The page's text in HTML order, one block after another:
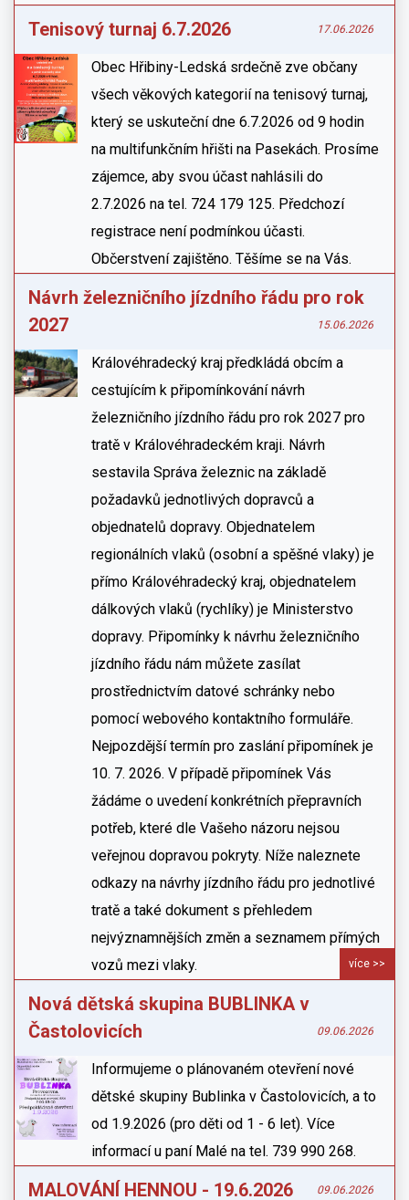
Tenisový turnaj 6.7.2026 17.06.2026
Obec Hřibiny-Ledská srdečně zve občany
všech věkových kategorií na tenisový turnaj,
který se uskuteční dne 6.7.2026 od 9 hodin
na multifunkčním hřišti na Pasekách. Prosíme
zájemce, aby svou účast nahlásili do
2.7.2026 na tel. 724 179 125. Předchozí
registrace není podmínkou účasti.
Občerstvení zajištěno. Těšíme se na Vás.
Návrh železničního jízdního řádu pro rok
2027
15.06.2026
Královéhradecký kraj předkládá obcím a
cestujícím k připomínkování návrh
železničního jízdního řádu pro rok 2027 pro
tratě v Královéhradeckém kraji. Návrh
sestavila Správa železnic na základě
požadavků jednotlivých dopravců a
objednatelů dopravy. Objednatelem
regionálních vlaků (osobní a spěšné vlaky) je
přímo Královéhradecký kraj, objednatelem
dálkových vlaků (rychlíky) je Ministerstvo
dopravy. Připomínky k návrhu železničního
jízdního řádu nám můžete zasílat
prostřednictvím datové schránky nebo
pomocí webového kontaktního formuláře.
Nejpozdější termín pro zaslání připomínek je
10. 7. 2026. V případě připomínek Vás
žádáme o uvedení konkrétních přepravních
potřeb, které dle Vašeho názoru nejsou
veřejnou dopravou pokryty. Níže naleznete
odkazy na návrhy jízdního řádu pro jednotlivé
tratě a také dokument s přehledem
nejvýznamnějších změn a seznamem přímých
vozů mezi vlaky.
více >>
Nová dětská skupina BUBLINKA v
Častolovicích
09.06.2026
Informujeme o plánovaném otevření nové
dětské skupiny Bublinka v Častolovicích, a to
od 1.9.2026 (pro děti od 1 - 6 let). Více
informací u paní Malé na tel. 739 990 268.
MALOVÁNÍ HENNOU - 19.6.2026 09.06.2026